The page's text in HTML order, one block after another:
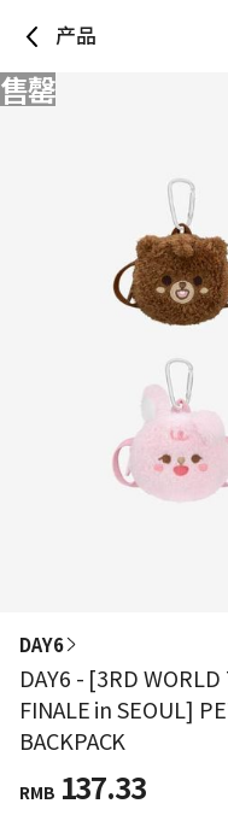
产品
售罄
DAY6
DAY6 - [3RD
FINALE in SEOUL]
BACKPACK
RMB 137.33